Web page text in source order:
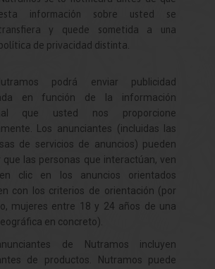
información sobre usted se
y quede sometida a una
de privacidad distinta.
podrá enviar publicidad
en función de la información
que usted nos proporcione
Los anunciantes (incluidas las
de servicios de anuncios) pueden
que las personas que interactúan, ven
clic en los anuncios orientados
con los criterios de orientación (por
mujeres entre 18 y 24 años de una
en concreto).
de Nutramos incluyen
de productos. Nutramos puede